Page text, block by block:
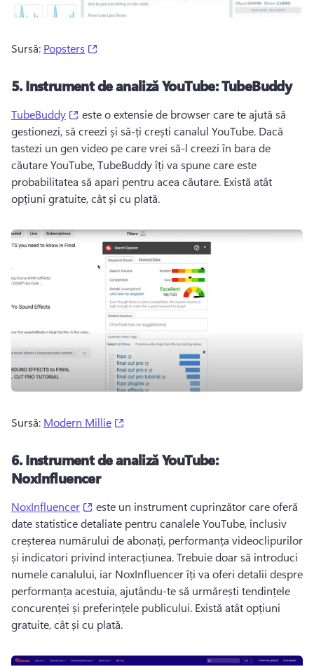
Sursă: Popsters
5.Instrument de analiză YouTube: TubeBuddy
TubeBuddy (opens in a new tab)
este o extensie de browser care te ajută să
gestionezi, să creezi și să-ți crești canalul YouTube. Dacă
tastezi un gen video pe care vrei să-l creezi în bara de
căutare YouTube, TubeBuddy îți va spune care este
probabilitatea să apari pentru acea căutare. Există atât
opțiuni gratuite, cât și cu plată.
Sursă: Modern Millie
6.Instrument de analiză YouTube:
NoxInfluencer
NoxInfluencer (opens in a new tab)
este un instrument cuprinzător care oferă
date statistice detaliate pentru canalele YouTube, inclusiv
creșterea numărului de abonați, performanța videoclipurilor
și indicatori privind interacțiunea. Trebuie doar să introduci
numele canalului, iar NoxInfluencer îți va oferi detalii despre
performanța acestuia, ajutându-te să urmărești tendințele
concurenței și preferințele publicului. Există atât opțiuni
gratuite, cât și cu plată.